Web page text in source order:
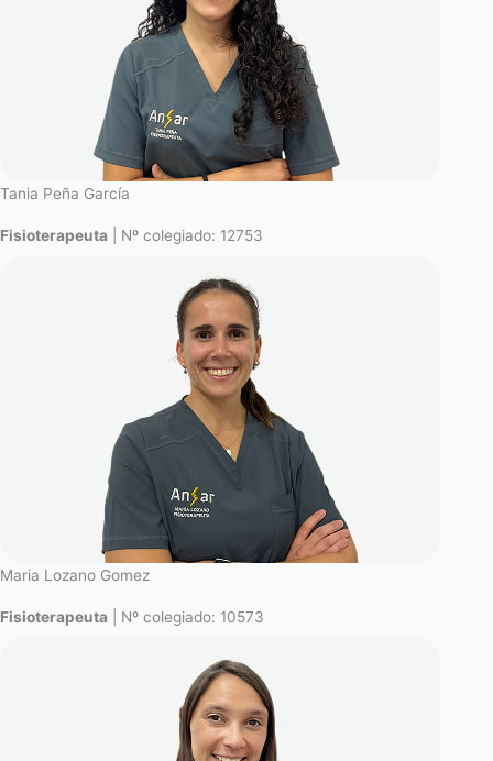
Tania Peña García
Fisioterapeuta | Nº colegiado: 12753
Maria Lozano Gomez
Fisioterapeuta | Nº colegiado: 10573